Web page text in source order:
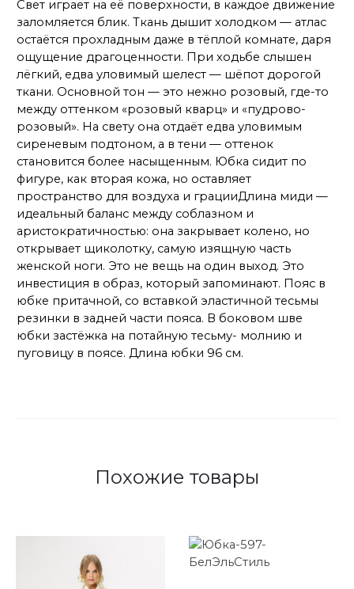
Свет играет на её поверхности, в каждое движение
заломляется блик. Ткань дышит холодком — атлас
остаётся прохладным даже в тёплой комнате, даря
ощущение драгоценности. При ходьбе слышен
лёгкий, едва уловимый шелест — шёпот дорогой
ткани. Основной тон — это нежно розовый, где-то
между оттенком «розовый кварц» и «пудрово-
розовый». На свету она отдаёт едва уловимым
сиреневым подтоном, а в тени — оттенок
становится более насыщенным. Юбка сидит по
фигуре, как вторая кожа, но оставляет
пространство для воздуха и грацииДлина миди —
идеальный баланс между соблазном и
аристократичностью: она закрывает колено, но
открывает щиколотку, самую изящную часть
женской ноги. Это не вещь на один выход. Это
инвестиция в образ, который запоминают. Пояс в
юбке притачной, со вставкой эластичной тесьмы
резинки в задней части пояса. В боковом шве
юбки застёжка на потайную тесьму- молнию и
пуговицу в поясе. Длина юбки 96 см.
Похожие товары